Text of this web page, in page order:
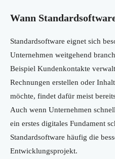
Wann
Standardsoftware eignet sich
Unternehmen weitgehend
Beispiel Kundenkontakte
Rechnungen erstellen oder
möchte, findet dafür meist
Auch wenn Unternehmen
ein erstes digitales Fundament
Standardsoftware häufig die
Entwicklungsprojekt.